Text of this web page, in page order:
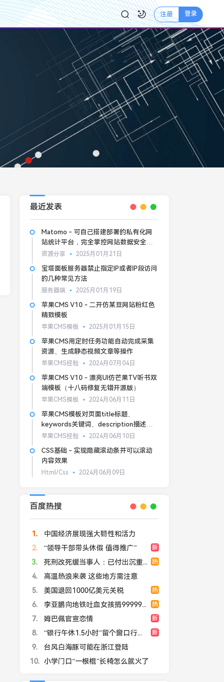
注册 登录
最近发表
Matomo - 可自己搭建部署的私有化网
站统计平台，完全掌控网站数据安全和
隐私
资源分享 2025月01月21日
宝塔面板服务器禁止指定IP或者IP段访问
的几种常见方法
服务器端 2025月01月19日
苹果CMS V10 - 二开仿某豆网站粉红色
精致模板
苹果CMS模板 2025月01月15日
苹果CMS用定时任务功能自动完成采集
资源、生成静态视频文章等操作
苹果CMS经验 2024月07月04日
苹果CMS V10 - 漂亮UI仿芒果TV听书双
端模板（十八码修复无错开源版）
苹果CMS模板 2024月06月11日
苹果CMS模板对页面title标题、
keywords关键词、description描述的
基本SEO优化
苹果CMS经验 2024月06月10日
CSS基础 - 实现隐藏滚动条并可以滚动
内容效果
Html/Css 2024月06月09日
百度热搜
1
中国经济展现强大韧性和活力
2
新
“领导干部带头休假 值得推广”
3
热
死刑改死缓当事人：已付出沉重代价
4
高温热浪来袭 这些地方需注意
5
热
美国退回1000亿美元关税
6
热
李亚鹏向地铁吐血女孩捐99999元
7
新
姆巴佩官宣恋情
8
新
“银行午休1.5小时”留个窗口行不行
9
台风白海豚可能在浙江登陆
10
小学门口“一根棍”长椅怎么就火了